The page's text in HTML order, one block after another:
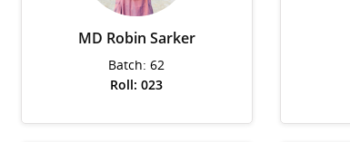
MD Robin Sarker
Batch: 62
Roll: 023